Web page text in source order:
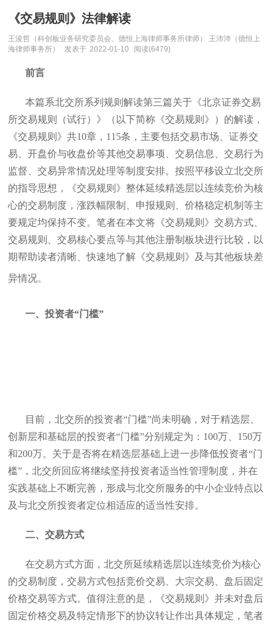
《交易规则》法律解读
王浚哲（科创板业务研究委员会、德恒上海律师事务所律师） 王沛沛（德恒上
海律师事务所）
发表于 2022-01-10 阅读(6479)
前言
本篇系北交所系列规则解读第三篇关于《北京证券交易
所交易规则（试行）》（以下简称《交易规则》）的解读，
《交易规则》共10章，115条，主要包括交易市场、证券交
易、开盘价与收盘价等其他交易事项、交易信息、交易行为
监督、交易异常情况处理等制度安排。按照平移设立北交所
的指导思想，《交易规则》整体延续精选层以连续竞价为核
心的交易制度，涨跌幅限制、申报规则、价格稳定机制等主
要规定均保持不变。笔者在本文将《交易规则》交易方式、
交易规则、交易核心要点等与其他注册制板块进行比较，以
期帮助读者清晰、快速地了解《交易规则》及与其他板块差
异情况。
一、投资者“门槛”
目前，北交所的投资者“门槛”尚未明确，对于精选层、
创新层和基础层的投资者“门槛”分别规定为：100万、150万
和200万。关于是否将在精选层基础上进一步降低投资者“门
槛”，北交所回应将继续坚持投资者适当性管理制度，并在
实践基础上不断完善，形成与北交所服务的中小企业特点以
及与北交所投资者定位相适应的适当性安排。
二、交易方式
在交易方式方面，北交所延续精选层以连续竞价为核心
的交易制度，交易方式包括竞价交易、大宗交易、盘后固定
价格交易等方式。值得注意的是，《交易规则》并未对盘后
固定价格交易及特定情形下的协议转让作出具体规定，笔者